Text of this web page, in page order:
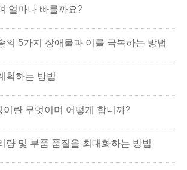
얼마나 빠를까요?
의 5가지 장애물과 이를 극복하는 방법
획하는 방법
이란 무엇이며 어떻게 합니까?
량 및 부품 품질을 최대화하는 방법